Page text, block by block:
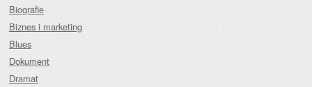
Biografie
Biznes i marketing
Blues
Dokument
Dramat